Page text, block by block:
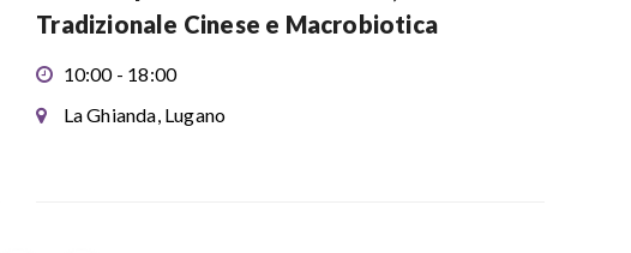
Tradizionale Cinese e Macrobiotica
10:00 - 18:00
La Ghianda, Lugano